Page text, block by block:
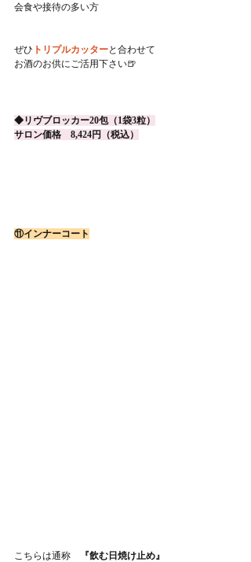
会食や接待の多い方
ぜひ トリプルカッターと合わせて
お酒のお供にご活用下さい🍺
◆リヴブロッカー20包（1袋3粒）
サロン価格　8,424円（税込）
⑪インナーコート
こちらは通称 『飲む日焼け止め』